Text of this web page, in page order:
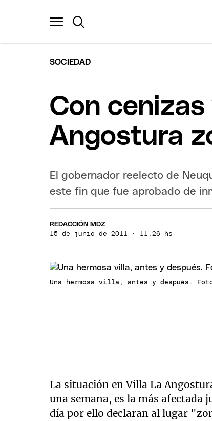
SOCIEDAD
Con
Angostura
El gobernador reelecto de
este fin que fue aprobado de
REDACCIÓN MDZ
15 de junio de 2011 · 11:26 hs
Una hermosa villa, antes y después.
La situación en Villa La
una semana, es la más afectada
día por ello declaran al lugar